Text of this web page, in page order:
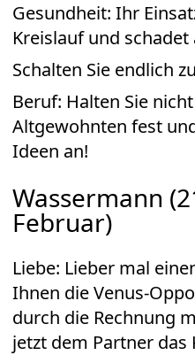
Gesundheit: Ihr
Kreislauf und
Schalten Sie endlich
Beruf: Halten Sie
Altgewohnten fest
Ideen an!
Wassermann
Februar)
Liebe: Lieber mal
Ihnen die Venus-
durch die Rechnung
jetzt dem Partner das